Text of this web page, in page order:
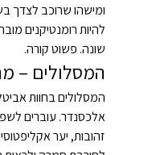
ומישהו שרוכב לצדך
להיות רומנטיקנים
שונה. פשוט קורה.
המסלולים –
המסלולים בחוות
אלכסנדר. עוברים
זהובות, יער